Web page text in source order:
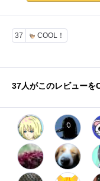
37 COOL！
37人がこのレビューを